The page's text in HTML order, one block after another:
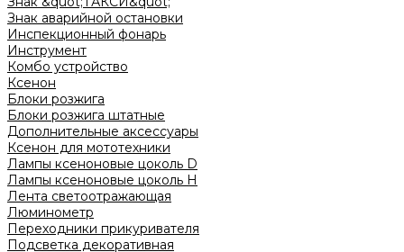
Знак аварийной остановки
Инспекционный фонарь
Инструмент
Комбо устройство
Ксенон
Блоки розжига
Блоки розжига штатные
Дополнительные аксессуары
Ксенон для мототехники
Лампы ксеноновые цоколь D
Лампы ксеноновые цоколь H
Лента светоотражающая
Люминометр
Переходники прикуривателя
Подсветка декоративная